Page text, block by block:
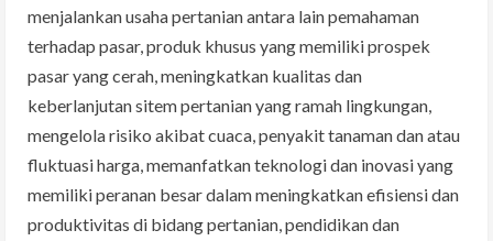
menjalankan usaha pertanian antara lain pemahaman
terhadap pasar, produk khusus yang memiliki prospek
pasar yang cerah, meningkatkan kualitas dan
keberlanjutan sitem pertanian yang ramah lingkungan,
mengelola risiko akibat cuaca, penyakit tanaman dan atau
fluktuasi harga, memanfatkan teknologi dan inovasi yang
memiliki peranan besar dalam meningkatkan efisiensi dan
produktivitas di bidang pertanian, pendidikan dan